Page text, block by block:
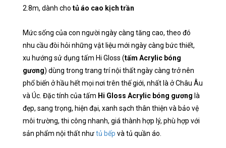
2.8m, dành cho tủ áo cao kịch trần
Mức sống của con người ngày càng tăng cao, theo đó
nhu cầu đòi hỏi những vật liệu mới ngày càng bức thiết,
xu hướng sử dụng tấm Hi Gloss (tấm Acrylic bóng
gương) dùng trong trang trí nội thất ngày càng trở nên
phổ biến ở hầu hết mọi nơi trên thế giới, nhất là ở Châu Âu
và Úc. Đặc tính của tấm Hi Gloss Acrylic bóng gương là
đẹp, sang trọng, hiện đại, xanh sạch thân thiện và bảo vệ
môi trường, thi công nhanh, giá thành hợp lý, phù hợp với
sản phẩm nội thất nhưtủ bếp và tủ quần áo.